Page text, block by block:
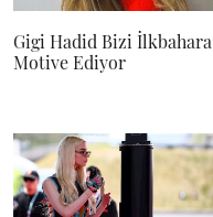
Gigi Hadid Bizi İlkbahara
Motive Ediyor